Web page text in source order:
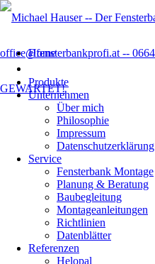
Home
Produkte
Unternehmen
Über mich
Philosophie
Impressum
Datenschutzer­klärung
Service
Fensterbank Montage
Planung & Beratung
Baubegleitung
Montageanleitungen
Richtlinien
Datenblätter
Referenzen
Helopal